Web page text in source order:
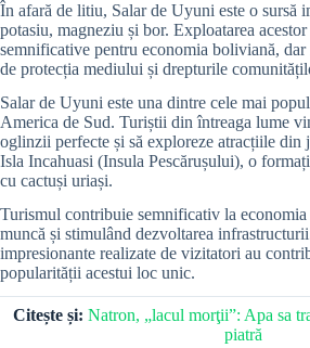
În afară de litiu, Salar de Uyuni este o sursă
potasiu, magneziu și bor. Exploatarea
semnificative pentru economia boliviană,
de protecția mediului și drepturile
Salar de Uyuni este una dintre cele mai
America de Sud. Turiștii din întreaga lume
oglinzii perfecte și să exploreze atracțiile din
Isla Incahuasi (Insula Pescărușului), o
cu cactuși uriași.
Turismul contribuie semnificativ la
muncă și stimulând dezvoltarea
impresionante realizate de vizitatori au
popularității acestui loc unic.
Citește și: Natron, „lacul morţii”: Apa sa
piatră